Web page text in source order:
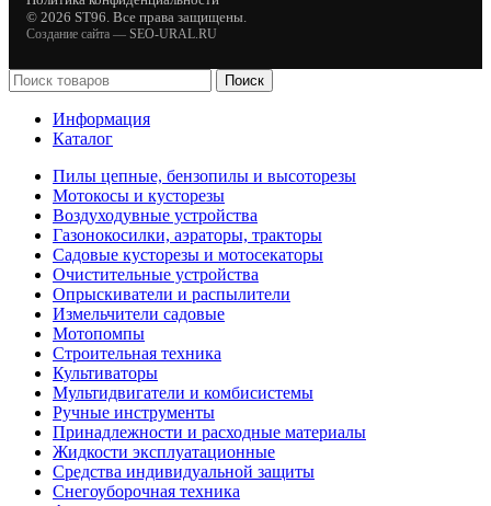
© 2026 ST96. Все права защищены.
Создание сайта — SEO-URAL.RU
Поиск
Информация
Каталог
Пилы цепные, бензопилы и высоторезы
Мотокосы и кусторезы
Воздуходувные устройства
Газонокосилки, аэраторы, тракторы
Садовые кусторезы и мотосекаторы
Очистительные устройства
Опрыскиватели и распылители
Измельчители садовые
Мотопомпы
Строительная техника
Культиваторы
Мультидвигатели и комбисистемы
Ручные инструменты
Принадлежности и расходные материалы
Жидкости эксплуатационные
Средства индивидуальной защиты
Снегоуборочная техника